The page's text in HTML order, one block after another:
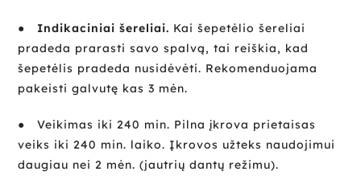
● Indikaciniai šereliai. Kai šepetėlio šereliai
pradeda prarasti savo spalvą, tai reiškia, kad
šepetėlis pradeda nusidėvėti. Rekomenduojama
pakeisti galvutę kas 3 mėn.
●Veikimas iki 240 min. Pilna įkrova prietaisas
veiks iki 240 min. laiko. Įkrovos užteks naudojimui
daugiau nei 2 mėn. (jautrių dantų režimu).